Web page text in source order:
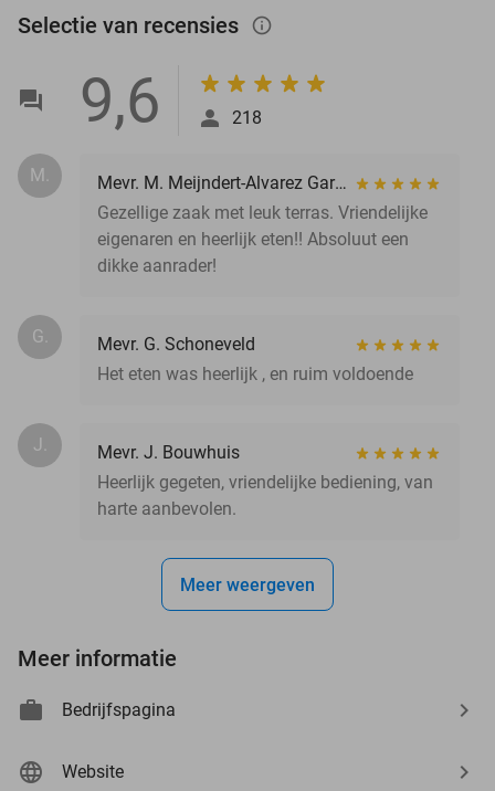
Selectie van recensies info_outlined
9,6 218
M.
Mevr. M. Meijndert-Alvarez Garrido
Gezellige zaak met leuk terras. Vriendelijke
eigenaren en heerlijk eten!! Absoluut een
dikke aanrader!
G.
Mevr. G. Schoneveld
Het eten was heerlijk , en ruim voldoende
J.
Mevr. J. Bouwhuis
Heerlijk gegeten, vriendelijke bediening, van
harte aanbevolen.
Meer weergeven
Meer informatie
Bedrijfspagina
Website